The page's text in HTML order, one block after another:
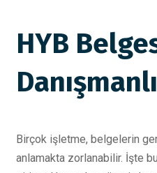
HYB
Birçok işletme, belgelerin
anlamakta zorlanabilir. İşte